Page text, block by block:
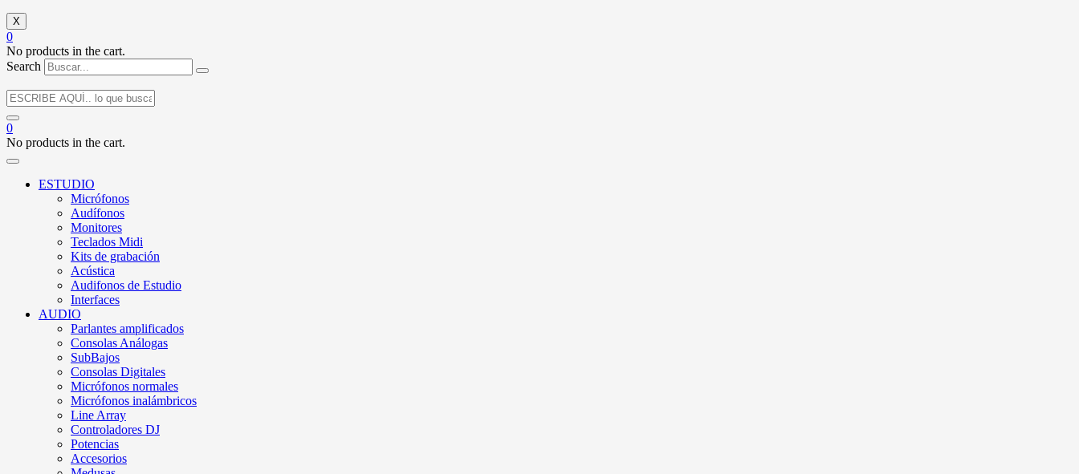
X
0
No products in the cart.
Search
0
No products in the cart.
ESTUDIO
Micrófonos
Audífonos
Monitores
Teclados Midi
Kits de grabación
Acústica
Audifonos de Estudio
Interfaces
AUDIO
Parlantes amplificados
Consolas Análogas
SubBajos
Consolas Digitales
Micrófonos normales
Micrófonos inalámbricos
Line Array
Controladores DJ
Potencias
Accesorios